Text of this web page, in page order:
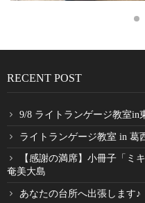
RECENT POST
9/8 ライトランゲージ教室in
ライトランゲージ教室 in 葛
【感謝の満席】小冊子「ミ
奄美大島
あなたの台所へ出張します♪